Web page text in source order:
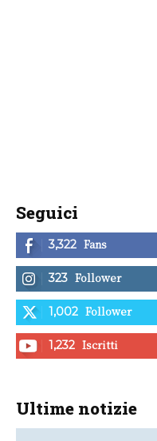
Seguici
3,322 Fans
323 Follower
1,002 Follower
1,232 Iscritti
Ultime notizie